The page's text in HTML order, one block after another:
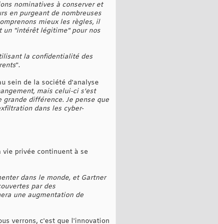
nominatives à conserver et
en purgeant de nombreuses
mieux les règles, il
un "intérêt légitime" pour nos
la confidentialité des
".
sein de la société d'analyse
mais celui-ci s'est
différence. Je pense que
dans les cyber-
privée continuent à se
dans le monde, et Gartner
par des
une augmentation de
verrons, c'est que l'innovation